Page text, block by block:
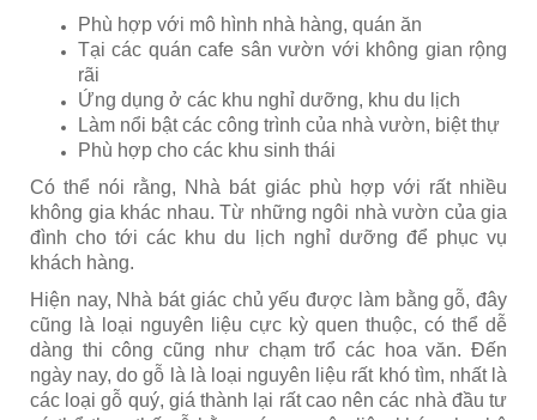
Phù hợp với mô hình nhà hàng, quán ăn
Tại các quán cafe sân vườn với không gian rộng
rãi
Ứng dụng ở các khu nghỉ dưỡng, khu du lịch
Làm nổi bật các công trình của nhà vườn, biệt thự
Phù hợp cho các khu sinh thái
Có thể nói rằng, Nhà bát giác phù hợp với rất nhiều
không gia khác nhau. Từ những ngôi nhà vườn của gia
đình cho tới các khu du lịch nghỉ dưỡng để phục vụ
khách hàng.
Hiện nay, Nhà bát giác chủ yếu được làm bằng gỗ, đây
cũng là loại nguyên liệu cực kỳ quen thuộc, có thể dễ
dàng thi công cũng như chạm trổ các hoa văn. Đến
ngày nay, do gỗ là là loại nguyên liệu rất khó tìm, nhất là
các loại gỗ quý, giá thành lại rất cao nên các nhà đầu tư